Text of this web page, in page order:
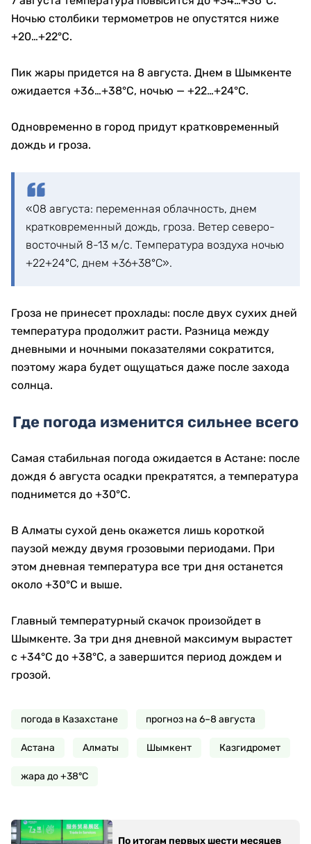
Ночью столбики термометров не опустятся ниже
+20…+22°C.
Пик жары придется на 8 августа. Днем в Шымкенте
ожидается +36…+38°C, ночью — +22…+24°C.
Одновременно в город придут кратковременный
дождь и гроза.
«08 августа: переменная облачность, днем
кратковременный дождь, гроза. Ветер северо-
восточный 8-13 м/с. Температура воздуха ночью
+22+24°С, днем +36+38°С».
Гроза не принесет прохлады: после двух сухих дней
температура продолжит расти. Разница между
дневными и ночными показателями сократится,
поэтому жара будет ощущаться даже после захода
солнца.
Где погода изменится сильнее всего
Самая стабильная погода ожидается в Астане: после
дождя 6 августа осадки прекратятся, а температура
поднимется до +30°C.
В Алматы сухой день окажется лишь короткой
паузой между двумя грозовыми периодами. При
этом дневная температура все три дня останется
около +30°C и выше.
Главный температурный скачок произойдет в
Шымкенте. За три дня дневной максимум вырастет
с +34°C до +38°C, а завершится период дождем и
грозой.
погода в Казахстане прогноз на 6–8 августа
Астана Алматы Шымкент Казгидромет
жара до +38°C
По итогам первых шести месяцев